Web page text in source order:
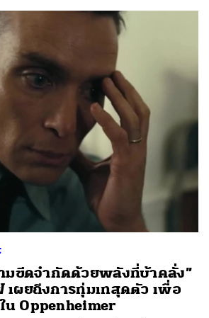
มขีดจำกัดด้วยพลังที่บ้าคลั่ง”
เผยถึงการทุ่มเทสุดตัว เพื่อ
น Oppenheimer